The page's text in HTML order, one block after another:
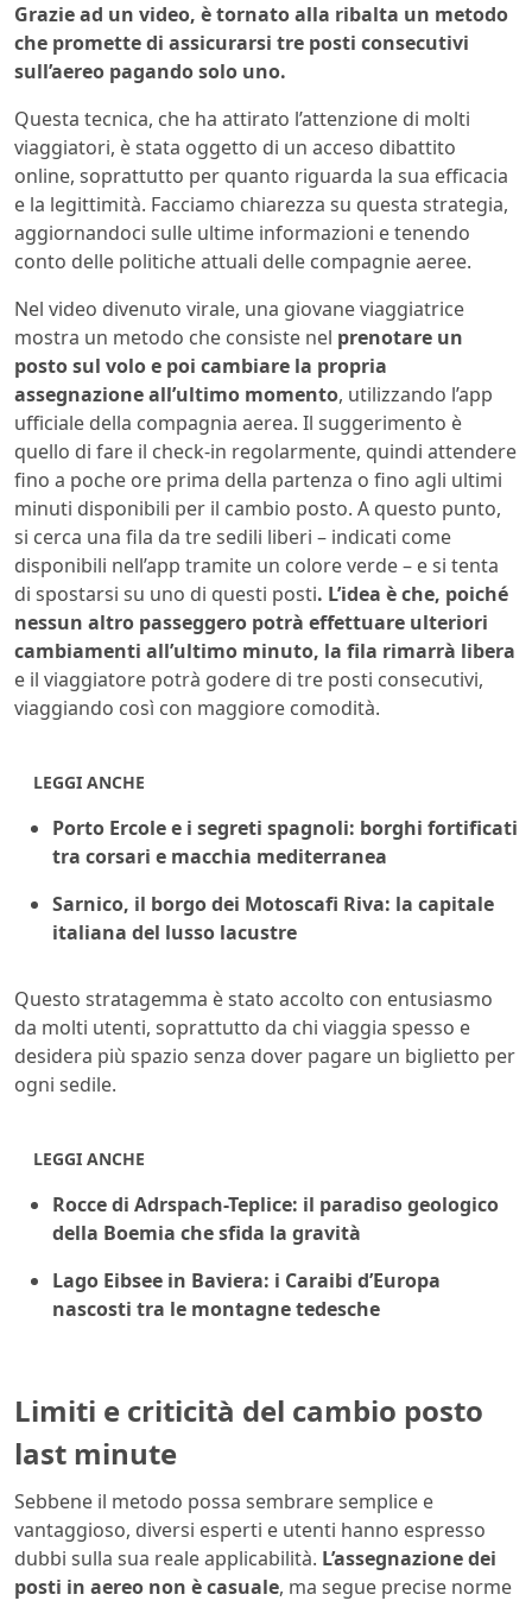
Grazie ad un video, è tornato alla ribalta un metodo
che promette di assicurarsi tre posti consecutivi
sull’aereo pagando solo uno.
Questa tecnica, che ha attirato l’attenzione di molti
viaggiatori, è stata oggetto di un acceso dibattito
online, soprattutto per quanto riguarda la sua efficacia
e la legittimità. Facciamo chiarezza su questa strategia,
aggiornandoci sulle ultime informazioni e tenendo
conto delle politiche attuali delle compagnie aeree.
Nel video divenuto virale, una giovane viaggiatrice
mostra un metodo che consiste nel prenotare un
posto sul volo e poi cambiare la propria
assegnazione all’ultimo momento, utilizzando l’app
ufficiale della compagnia aerea. Il suggerimento è
quello di fare il check-in regolarmente, quindi attendere
fino a poche ore prima della partenza o fino agli ultimi
minuti disponibili per il cambio posto. A questo punto,
si cerca una fila da tre sedili liberi – indicati come
disponibili nell’app tramite un colore verde – e si tenta
di spostarsi su uno di questi posti. L’idea è che, poiché
nessun altro passeggero potrà effettuare ulteriori
cambiamenti all’ultimo minuto, la fila rimarrà libera
e il viaggiatore potrà godere di tre posti consecutivi,
viaggiando così con maggiore comodità.
LEGGI ANCHE
Porto Ercole e i segreti spagnoli: borghi fortificati
tra corsari e macchia mediterranea
Sarnico, il borgo dei Motoscafi Riva: la capitale
italiana del lusso lacustre
Questo stratagemma è stato accolto con entusiasmo
da molti utenti, soprattutto da chi viaggia spesso e
desidera più spazio senza dover pagare un biglietto per
ogni sedile.
LEGGI ANCHE
Rocce di Adrspach-Teplice: il paradiso geologico
della Boemia che sfida la gravità
Lago Eibsee in Baviera: i Caraibi d’Europa
nascosti tra le montagne tedesche
Limiti e criticità del cambio posto
last minute
Sebbene il metodo possa sembrare semplice e
vantaggioso, diversi esperti e utenti hanno espresso
dubbi sulla sua reale applicabilità. L’assegnazione dei
posti in aereo non è casuale, ma segue precise norme